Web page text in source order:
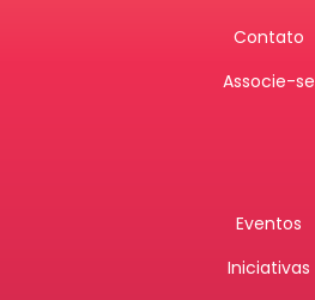
Contato
Associe-se
Eventos
Iniciativas